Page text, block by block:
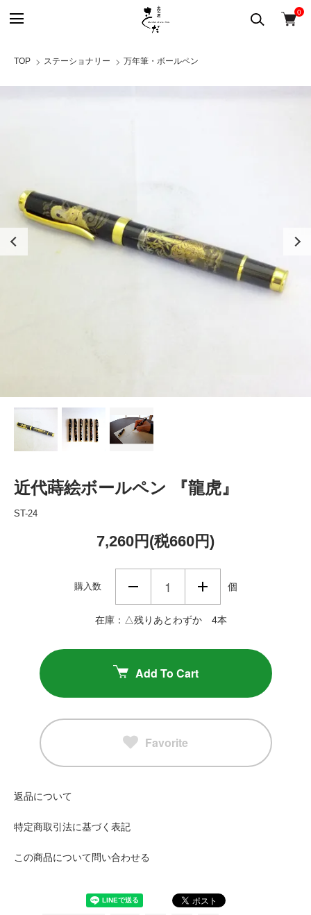
0
TOP ステーショナリー 万年筆・ボールペン
近代蒔絵ボールペン 『龍虎』
ST-24
7,260円(税660円)
購入数 個
在庫：△残りあとわずか 4本
Add To Cart
Favorite
返品について
特定商取引法に基づく表記
この商品について問い合わせる